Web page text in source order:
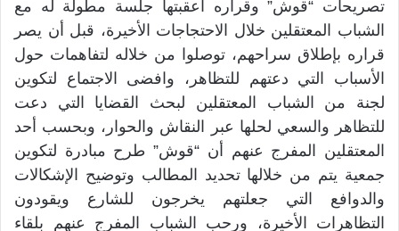
تصريحات “قوش” وقراره أعقبتها جلسة مطولة له مع
الشباب المعتقلين خلال الاحتجاجات الأخيرة، قبل أن يصر
قراره بإطلاق سراحهم، توصلوا من خلاله لتفاهمات حول
الأسباب التي دعتهم للتظاهر، وافضى الاجتماع لتكوين
لجنة من الشباب المعتقلين لبحث القضايا التي دعت
للتظاهر والسعي لحلها عبر النقاش والحوار، وبحسب أحد
المعتقلين المفرج عنهم أن “قوش” طرح مبادرة لتكوين
جمعية يتم من خلالها تحديد المطالب وتوضيح الإشكالات
والدوافع التي جعلتهم يخرجون للشارع ويقودون
التظاهرات الأخيرة، ورحب الشباب المفرج عنهم بلقاء